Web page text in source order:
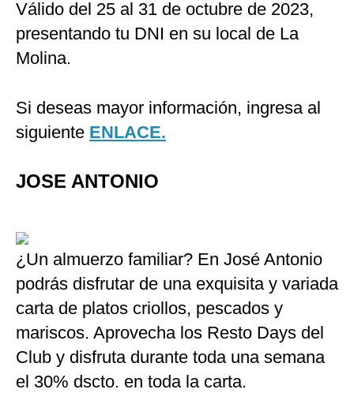
Válido del 25 al 31 de octubre de 2023,
presentando tu DNI en su local de La
Molina.
Si deseas mayor información, ingresa al
siguiente ENLACE.
JOSE ANTONIO
¿Un almuerzo familiar? En José Antonio
podrás disfrutar de una exquisita y variada
carta de platos criollos, pescados y
mariscos. Aprovecha los Resto Days del
Club y disfruta durante toda una semana
el 30% dscto. en toda la carta.